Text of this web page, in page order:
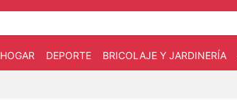
HOGAR DEPORTE BRICOLAJE Y JARDINERÍA